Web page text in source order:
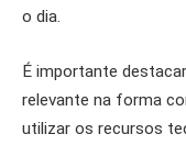
o dia.
É importante
relevante na forma
utilizar os recursos